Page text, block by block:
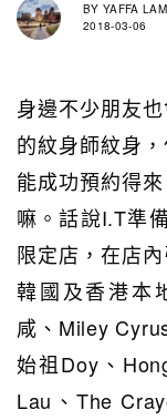
BY YAFFA LAM
2018-03-06
身邊不少朋友
的紋身師紋身
能成功預約得
嘛。話說I.T準
限定店，在店
韓國及香港本
咸、Miley
始祖Doy、
Lau、The